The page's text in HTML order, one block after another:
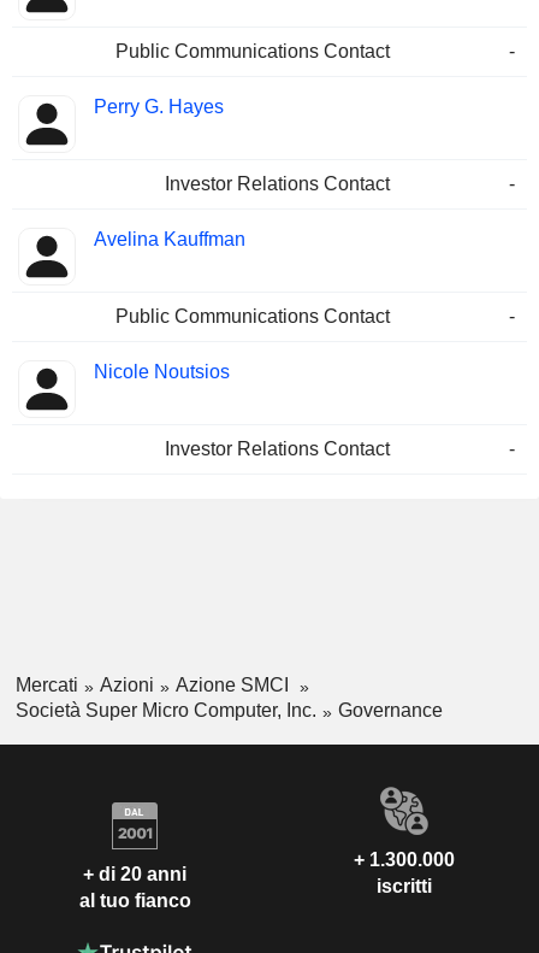
Public Communications Contact -
Perry G. Hayes
Investor Relations Contact -
Avelina Kauffman
Public Communications Contact -
Nicole Noutsios
Investor Relations Contact -
Mercati Azioni
Azione SMCI
Società Super Micro Computer, Inc.
Governance
+ di 20 anni
al tuo fianco
+ 1.300.000
iscritti